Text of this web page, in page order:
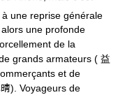
à une reprise générale
une profonde
de la
grands armateurs ( 益
et de
). Voyageurs de